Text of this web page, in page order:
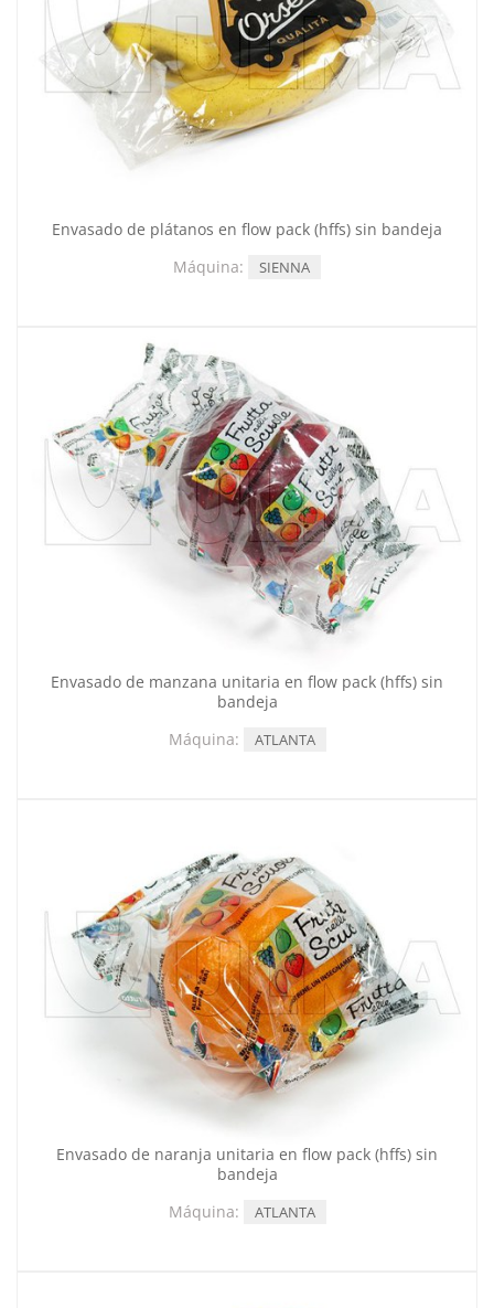
Envasado de plátanos en flow pack (hffs) sin bandeja
Máquina:
SIENNA
Envasado de manzana unitaria en flow pack (hffs) sin
bandeja
Máquina:
ATLANTA
Envasado de naranja unitaria en flow pack (hffs) sin
bandeja
Máquina:
ATLANTA